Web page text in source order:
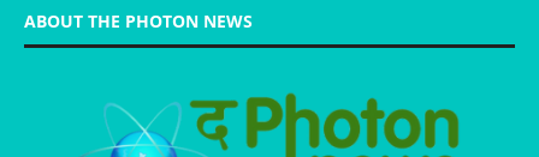
ABOUT THE PHOTON NEWS